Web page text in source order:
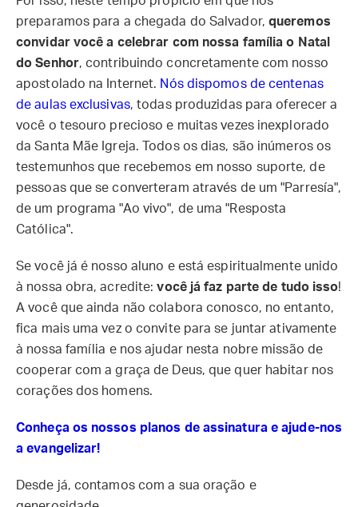
preparamos para a chegada do Salvador, queremos
convidar você a celebrar com nossa família o Natal
do Senhor, contribuindo concretamente com nosso
apostolado na Internet. Nós dispomos de centenas
de aulas exclusivas, todas produzidas para oferecer a
você o tesouro precioso e muitas vezes inexplorado
da Santa Mãe Igreja. Todos os dias, são inúmeros os
testemunhos que recebemos em nosso suporte, de
pessoas que se converteram através de um "Parresía",
de um programa "Ao vivo", de uma "Resposta
Católica".
Se você já é nosso aluno e está espiritualmente unido
à nossa obra, acredite:você já faz parte de tudo isso!
A você que ainda não colabora conosco, no entanto,
fica mais uma vez o convite para se juntar ativamente
à nossa família e nos ajudar nesta nobre missão de
cooperar com a graça de Deus, que quer habitar nos
corações dos homens.
Conheça os nossos planos de assinatura e ajude-nos
a evangelizar!
Desde já, contamos com a sua oração e